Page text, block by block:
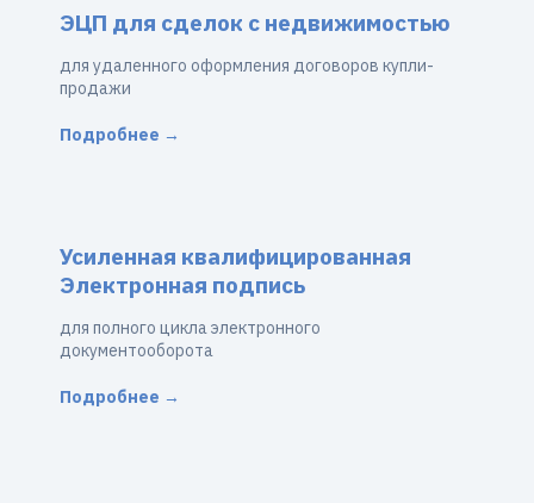
ЭЦП для сделок с недвижимостью
для удаленного оформления договоров купли-
продажи
Подробнее →
Усиленная квалифицированная
Электронная подпись
для полного цикла электронного
документооборота
Подробнее →